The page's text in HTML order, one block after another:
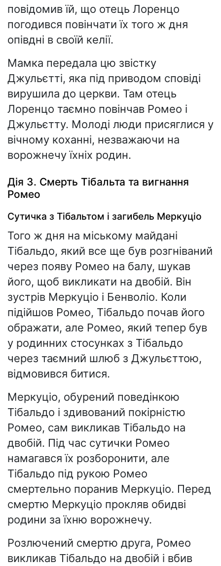
повідомив їй, що отець Лоренцо
погодився повінчати їх того ж дня
опівдні в своїй келії.
Мамка передала цю звістку
Джульєтті, яка під приводом сповіді
вирушила до церкви. Там отець
Лоренцо таємно повінчав Ромео і
Джульєтту. Молоді люди присяглися у
вічному коханні, незважаючи на
ворожнечу їхніх родин.
Дія 3. Смерть Тібальта та вигнання
Ромео
Сутичка з Тібальтом і загибель Меркуціо
Того ж дня на міському майдані
Тібальдо, який все ще був розгніваний
через появу Ромео на балу, шукав
його, щоб викликати на двобій. Він
зустрів Меркуціо і Бенволіо. Коли
підійшов Ромео, Тібальдо почав його
ображати, але Ромео, який тепер був
у родинних стосунках з Тібальдо
через таємний шлюб з Джульєттою,
відмовився битися.
Меркуціо, обурений поведінкою
Тібальдо і здивований покірністю
Ромео, сам викликав Тібальдо на
двобій. Під час сутички Ромео
намагався їх розборонити, але
Тібальдо під рукою Ромео
смертельно поранив Меркуціо. Перед
смертю Меркуціо прокляв обидві
родини за їхню ворожнечу.
Розлючений смертю друга, Ромео
викликав Тібальдо на двобій і вбив